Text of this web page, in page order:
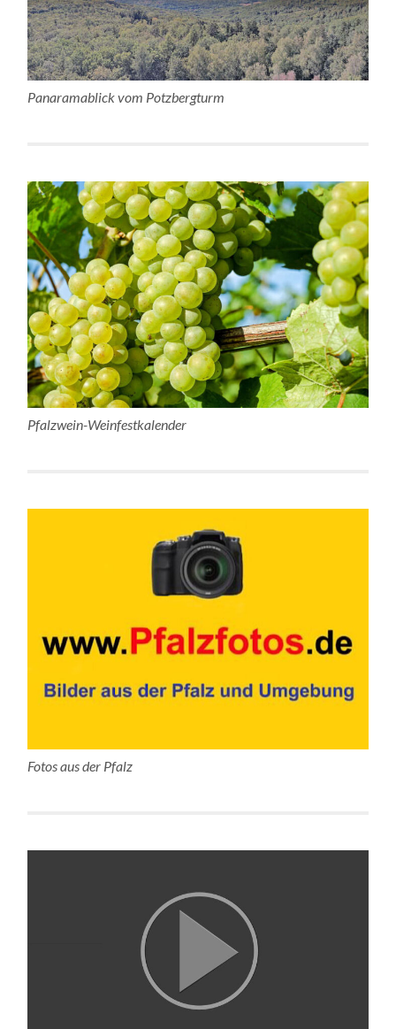
Panaramablick vom Potzbergturm
Pfalzwein-Weinfestkalender
Fotos aus der Pfalz